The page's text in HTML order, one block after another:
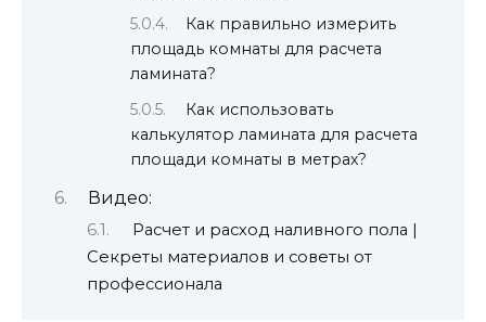
Как правильно измерить
площадь комнаты для расчета
ламината?
Как использовать
калькулятор ламината для расчета
площади комнаты в метрах?
Видео:
Расчет и расход наливного пола |
Секреты материалов и советы от
профессионала